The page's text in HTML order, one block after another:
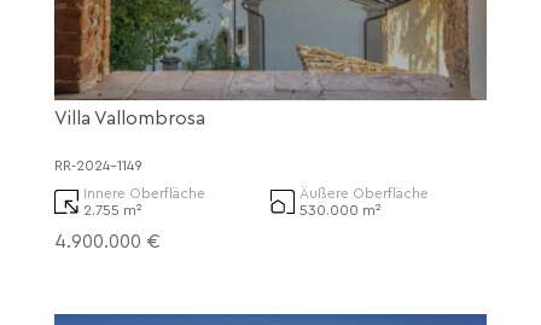
Villa Vallombrosa
RR-2024-1149
Innere Oberfläche
2.755 m²
Äußere Oberfläche
530.000 m²
4.900.000 €